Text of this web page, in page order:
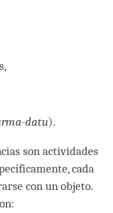
datu).
son actividades
cada
con un objeto.